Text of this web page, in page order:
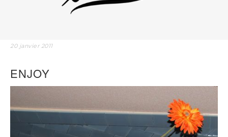
20 janvier 2011
ENJOY